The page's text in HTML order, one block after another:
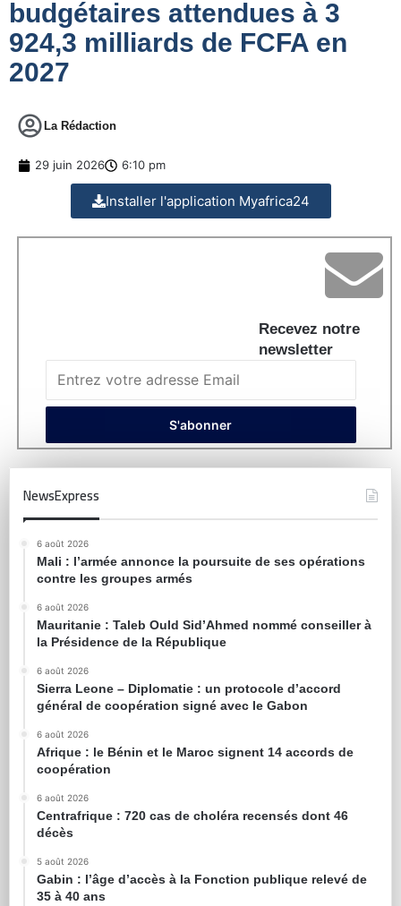
budgétaires attendues à 3
924,3 milliards de FCFA en
2027
La Rédaction
29 juin 2026 6:10 pm
Installer l'application Myafrica24
Recevez notre
newsletter
NewsExpress
6 août 2026
Mali : l’armée annonce la poursuite de ses opérations
contre les groupes armés
6 août 2026
Mauritanie : Taleb Ould Sid’Ahmed nommé conseiller à
la Présidence de la République
6 août 2026
Sierra Leone – Diplomatie : un protocole d’accord
général de coopération signé avec le Gabon
6 août 2026
Afrique : le Bénin et le Maroc signent 14 accords de
coopération
6 août 2026
Centrafrique : 720 cas de choléra recensés dont 46
décès
5 août 2026
Gabin : l’âge d’accès à la Fonction publique relevé de
35 à 40 ans